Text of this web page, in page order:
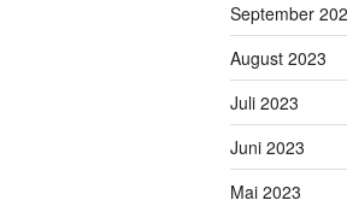
September
August 2023
Juli 2023
Juni 2023
Mai 2023